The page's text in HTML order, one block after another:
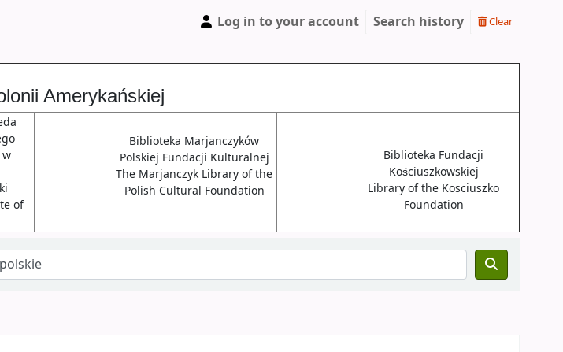
Log in to your account Search history Clear
Amerykańskiej
of
Biblioteka Marjanczyków
Polskiej Fundacji Kulturalnej
The Marjanczyk Library of the
Polish Cultural Foundation
Biblioteka Fundacji
Kościuszkowskiej
Library of the Kosciuszko
Foundation